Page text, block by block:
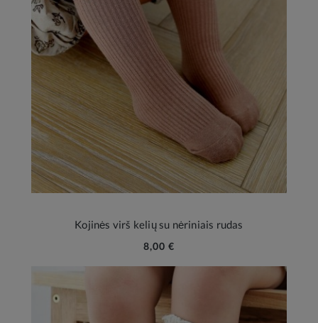
Kojinės virš kelių su nėriniais rudas
8,00 €